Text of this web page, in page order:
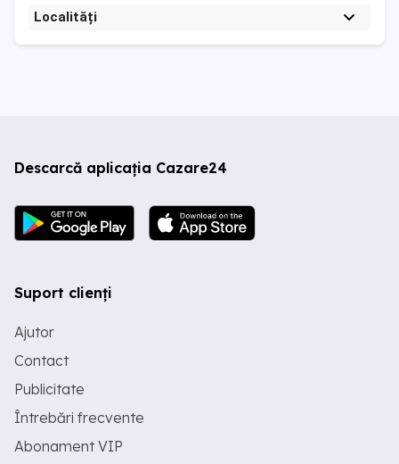
Localități
Descarcă aplicația Cazare24
Suport clienți
Ajutor
Contact
Publicitate
Întrebări frecvente
Abonament VIP